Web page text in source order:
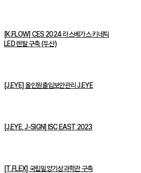
[K.FLOW] CES 2024 라스베가스 키네틱
LED 렌탈 구축 (두산)
[J.EYE] 올인원출입보안관리 J.EYE
[J.EYE, J-SIGN] ISC EAST 2023
[T.FLEX] 국립밀양기상과학관 구축